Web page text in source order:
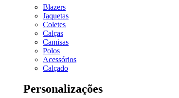
Blazers
Jaquetas
Coletes
Calças
Camisas
Polos
Acessórios
Calçado
Personalizações